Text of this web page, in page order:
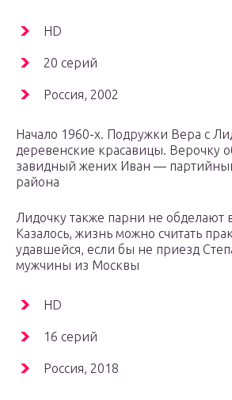
HD
20 серий
Россия, 2002
Начало 1960-х. Подружки Вера с
деревенские красавицы. Верочку
завидный жених Иван —
района
Лидочку также парни не обделают
Казалось, жизнь можно считать
удавшейся, если бы не приезд
мужчины из Москвы
HD
16 серий
Россия, 2018